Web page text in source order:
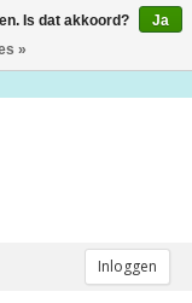
Inloggen
Is dat akkoord?
Ja
»